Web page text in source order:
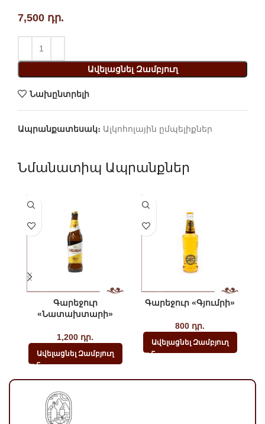
7,500 դր.
Ավելացնել Զամբյուղ
Նախընտրելի
Ապրանքատեսակ։ Ալկոհոլային ըմպելիքներ
Նմանատիպ Ապրանքներ
Գարեջուր
«Նատախտարի»
1,200 դր.
Ավելացնել Զամբյուղ
Գարեջուր «Գյումրի»
800 դր.
Ավելացնել Զամբյուղ